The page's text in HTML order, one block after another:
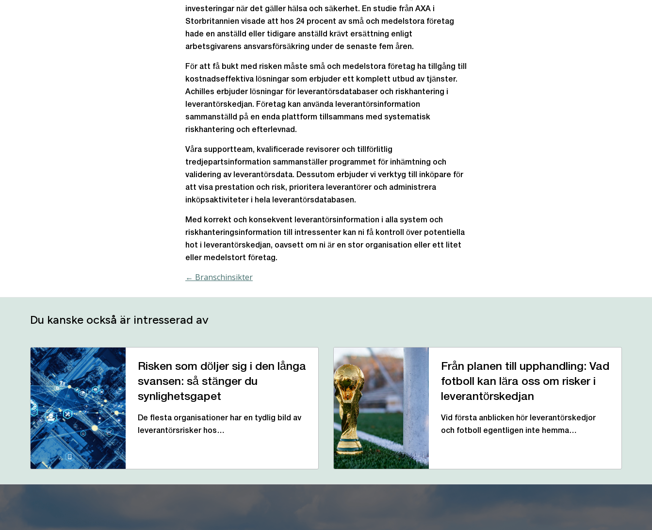
investeringar när det gäller hälsa och säkerhet. En studie från AXA i
Storbritannien visade att hos 24 procent av små och medelstora företag
hade en anställd eller tidigare anställd krävt ersättning enligt
arbetsgivarens ansvarsförsäkring under de senaste fem åren.
För att få bukt med risken måste små och medelstora företag ha tillgång till
kostnadseffektiva lösningar som erbjuder ett komplett utbud av tjänster.
Achilles erbjuder lösningar för leverantörsdatabaser och riskhantering i
leverantörskedjan. Företag kan använda leverantörsinformation
sammanställd på en enda plattform tillsammans med systematisk
riskhantering och efterlevnad.
Våra supportteam, kvalificerade revisorer och tillförlitlig
tredjepartsinformation sammanställer programmet för inhämtning och
validering av leverantörsdata. Dessutom erbjuder vi verktyg till inköpare för
att visa prestation och risk, prioritera leverantörer och administrera
inköpsaktiviteter i hela leverantörsdatabasen.
Med korrekt och konsekvent leverantörsinformation i alla system och
riskhanteringsinformation till intressenter kan ni få kontroll över potentiella
hot i leverantörskedjan, oavsett om ni är en stor organisation eller ett litet
eller medelstort företag.
← Branschinsikter
Du kanske också är intresserad av
Risken som döljer sig i den långa
svansen: så stänger du
synlighetsgapet
De flesta organisationer har en tydlig bild av
leverantörsrisker hos…
Från planen till upphandling: Vad
fotboll kan lära oss om risker i
leverantörskedjan
Vid första anblicken hör leverantörskedjor
och fotboll egentligen inte hemma…